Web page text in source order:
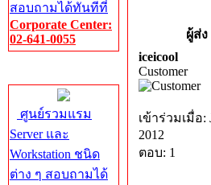
สอบถามได้ทันทีที่
Corporate Center:
02-641-0055
ศูนย์รวมแรม
Server และ
Workstation ชนิด
ต่าง ๆ สอบถามได้
ผู้ส่ง
iceicool
Customer
เข้าร่วมเมื่อ:
2012
ตอบ: 1